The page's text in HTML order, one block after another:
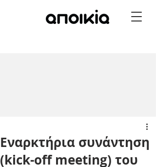
Εναρκτήρια συνάντηση
(kick-off meeting) του